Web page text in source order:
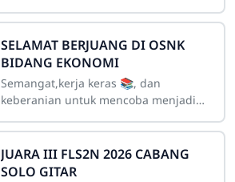
mengucapkan selamat dan sukses
kepada ananda Nadin Khaerani
SELAMAT BERJUANG DI OSNK
BIDANG EKONOMI
Semangat,kerja keras 📚, dan
keberanian untuk mencoba menjadi
kesuksesan. Olimpiade Sains
Kabupaten (OSK) bidang
JUARA III FLS2N 2026 CABANG
SOLO GITAR